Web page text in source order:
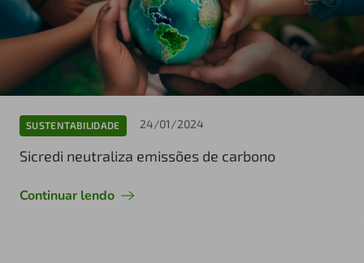
SUSTENTABILIDADE 24/01/2024
Sicredi neutraliza emissões de carbono
Continuar lendo